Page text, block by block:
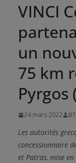
VINCI
un
75 km
Pyrgos
24 mars 2022
Les autorités
concessionnaire
et Patras, mise